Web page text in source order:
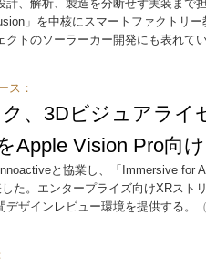
計、解析、製造を分断せず実装まで
」を中核にスマートファクトリ
クトのソーラーカー開発にも表れて
ス：
、3Dビジュアライ
Apple Vision Pro向
と協業し、「Immersive for
た。エンタープライズ向けXRスト
ザインレビュー環境を提供する。